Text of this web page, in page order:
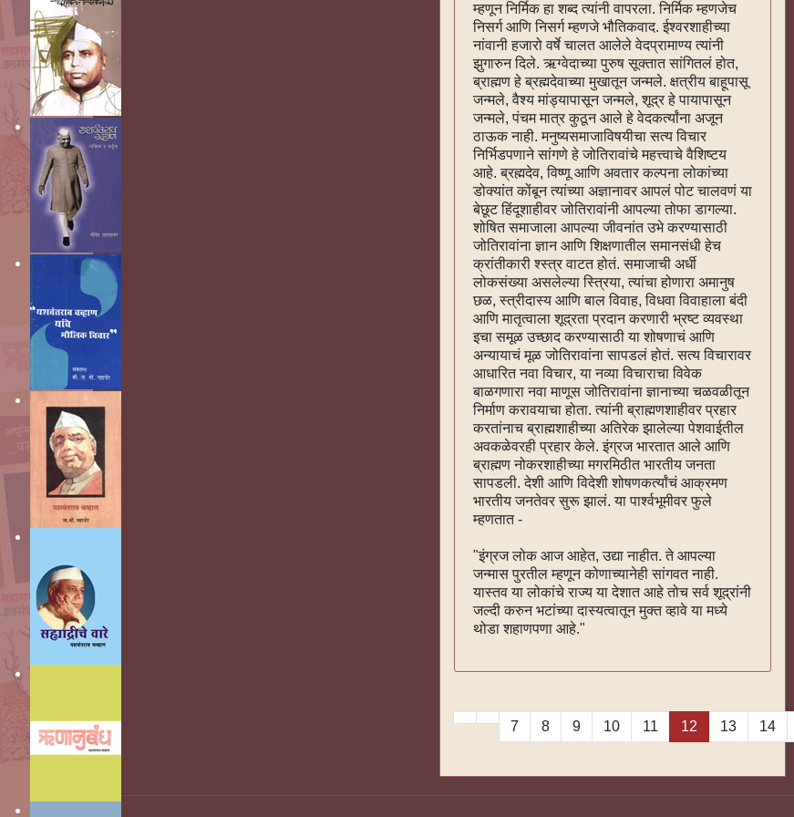
म्हणून निर्मिक हा शब्द त्यांनी वापरला. निर्मिक म्हणजेच
निसर्ग आणि निसर्ग म्हणजे भौतिकवाद. ईश्वरशाहीच्या
नांवानी हजारो वर्षे चालत आलेले वेदप्रामाण्य त्यांनी
झुगारुन दिले. ऋग्वेदाच्या पुरुष सूक्तात सांगितलं होत,
ब्राह्मण हे ब्रह्मदेवाच्या मुखातून जन्मले. क्षत्रीय बाहूपासू
जन्मले, वैश्य मांड्यापासून जन्मले, शूद्र हे पायापासून
जन्मले, पंचम मात्र कुठून आले हे वेदकर्त्यांना अजून
ठाऊक नाही. मनुष्यसमाजाविषयीचा सत्य विचार
निर्भिडपणाने सांगणे हे जोतिरावांचे महत्त्वाचे वैशिष्टय
आहे. ब्रह्मदेव, विष्णू आणि अवतार कल्पना लोकांच्या
डोक्यांत कोंबून त्यांच्या अज्ञानावर आपलं पोट चालवणं या
बेछूट हिंदूशाहीवर जोतिरावांनी आपल्या तोफा डागल्या.
शोषित समाजाला आपल्या जीवनांत उभे करण्यासाठी
जोतिरावांना ज्ञान आणि शिक्षणातील समानसंधी हेच
क्रांतीकारी श्स्त्र वाटत होतं. समाजाची अर्धी
लोकसंख्या असलेल्या स्त्रिया, त्यांचा होणारा अमानुष
छळ, स्त्रीदास्य आणि बाल विवाह, विधवा विवाहाला बंदी
आणि मातृत्वाला शूद्रता प्रदान करणारी भ्रष्ट व्यवस्था
इचा समूळ उच्छाद करण्यासाठी या शोषणाचं आणि
अन्यायाचं मूळ जोतिरावांना सापडलं होतं. सत्य विचारावर
आधारित नवा विचार, या नव्या विचाराचा विवेक
बाळगणारा नवा माणूस जोतिरावांना ज्ञानाच्या चळवळीतून
निर्माण करावयाचा होता. त्यांनी ब्राह्मणशाहीवर प्रहार
करतांनाच ब्राह्मशाहीच्या अतिरेक झालेल्या पेशवाईतील
अवकळेवरही प्रहार केले. इंग्रज भारतात आले आणि
ब्राह्मण नोकरशाहीच्या मगरमिठीत भारतीय जनता
सापडली. देशी आणि विदेशी शोषणकर्त्यांचं आक्रमण
भारतीय जनतेवर सुरू झालं. या पार्श्वभूमीवर फुले
म्हणतात -
"इंग्रज लोक आज आहेत, उद्या नाहीत. ते आपल्या
जन्मास पुरतील म्हणून कोणाच्यानेही सांगवत नाही.
यास्तव या लोकांचे राज्य या देशात आहे तोच सर्व शूद्रांनी
जल्दी करुन भटांच्या दास्यत्वातून मुक्त व्हावे या मध्ये
थोडा शहाणपणा आहे."
7 8 9 10 11 12 13 14